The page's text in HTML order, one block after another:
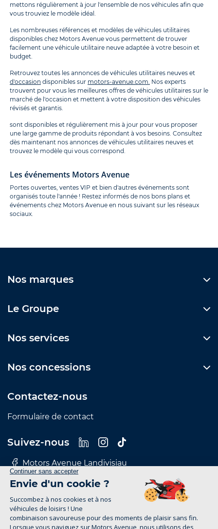
mettons régulièrement à jour l'ensemble de nos véhicules afin que
vous trouviez le modèle idéal.
Les nombreuses références et modèles de véhicules utilitaires
disponibles chez Motors Avenue vous permettent de trouver
facilement une véhicule utilitaire neuve adaptée à votre besoin et
budget.
Retrouvez toutes les annonces de véhicules utilitaires neuves et
d'occasion disponibles sur motors-avenue.com. Nos experts
trouvent pour vous les meilleures offres de véhicules utilitaires sur le
marché de l'occasion et mettent à votre disposition des véhicules
révisés et garantis.
sont disponibles et régulièrement mis à jour pour vous proposer
une large gamme de produits répondant à vos besoins. Consultez
dès maintenant nos annonces de véhicules utilitaires neuves et
trouvez le modèle qui vous correspond.
Les événements Motors Avenue
Portes ouvertes, ventes VIP et bien d'autres événements sont
organisés toute l'année ! Restez informés de nos bons plans et
événements chez Motors Avenue en nous suivant sur les réseaux
sociaux.
Nos marques
Le Groupe
Nos services
Nos concessions
Contactez-nous
Formulaire de contact
Suivez-nous
Motors Avenue Landivisiau
Motors Avenue Le Mans
Motors Avenue Rennes
Motors Avenue Tours